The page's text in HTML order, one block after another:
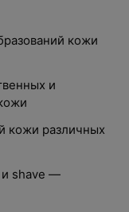
кожи
и
кожи различных
и shave —